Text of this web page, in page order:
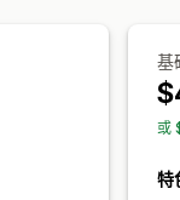
基
或
特